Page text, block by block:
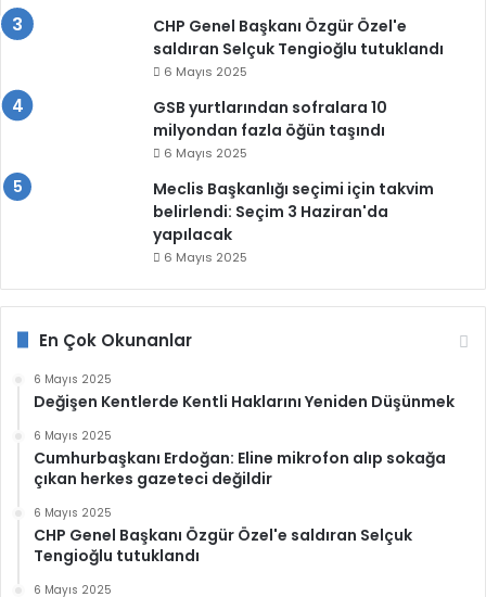
CHP Genel Başkanı Özgür Özel'e
saldıran Selçuk Tengioğlu tutuklandı
6 Mayıs 2025
GSB yurtlarından sofralara 10
milyondan fazla öğün taşındı
6 Mayıs 2025
Meclis Başkanlığı seçimi için takvim
belirlendi: Seçim 3 Haziran'da
yapılacak
6 Mayıs 2025
En Çok Okunanlar
6 Mayıs 2025
Değişen Kentlerde Kentli Haklarını Yeniden Düşünmek
6 Mayıs 2025
Cumhurbaşkanı Erdoğan: Eline mikrofon alıp sokağa
çıkan herkes gazeteci değildir
6 Mayıs 2025
CHP Genel Başkanı Özgür Özel'e saldıran Selçuk
Tengioğlu tutuklandı
6 Mayıs 2025